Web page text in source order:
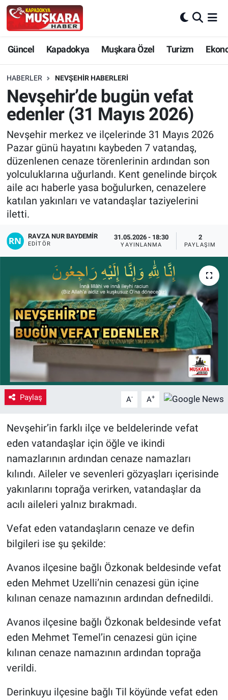
Güncel Kapadokya Muşkara Özel Turizm
HABERLER NEVŞEHIR HABERLERI
Nevşehir’de bugün vefat
edenler (31 Mayıs 2026)
Nevşehir merkez ve ilçelerinde 31 Mayıs 2026
Pazar günü hayatını kaybeden 7 vatandaş,
düzenlenen cenaze törenlerinin ardından son
yolculuklarına uğurlandı. Kent genelinde birçok
aile acı haberle yasa boğulurken, cenazelere
katılan yakınları ve vatandaşlar taziyelerini
iletti.
RAVZA NUR BAYDEMIR
EDITÖR
31.05.2026 - 18:30
YAYINLANMA
2
PAYLAŞIM
Paylaş A- A+
Nevşehir’in farklı ilçe ve beldelerinde vefat
eden vatandaşlar için öğle ve ikindi
namazlarının ardından cenaze namazları
kılındı. Aileler ve sevenleri gözyaşları içerisinde
yakınlarını toprağa verirken, vatandaşlar da
acılı aileleri yalnız bırakmadı.
Vefat eden vatandaşların cenaze ve defin
bilgileri ise şu şekilde:
Avanos ilçesine bağlı Özkonak beldesinde vefat
eden Mehmet Uzelli’nin cenazesi gün içine
kılınan cenaze namazının ardından defnedildi.
Avanos ilçesine bağlı Özkonak beldesinde vefat
eden Mehmet Temel’in cenazesi gün içine
kılınan cenaze namazının ardından toprağa
verildi.
Derinkuyu ilçesine bağlı Til köyünde vefat eden
Güncel
SEÇİM
Muşkara Özel
Ekonomi
Kapadokya
Turizm
Kültür - Sanat
Yaşam
VEFATLAR
Nevşehir Hava Durumu
Nevşehir Trafik Yoğunluk Haritası
Süper Lig Puan Durumu ve Fikstür
Tüm Manşetler
Son Dakika Haberleri
Haber Arşivi